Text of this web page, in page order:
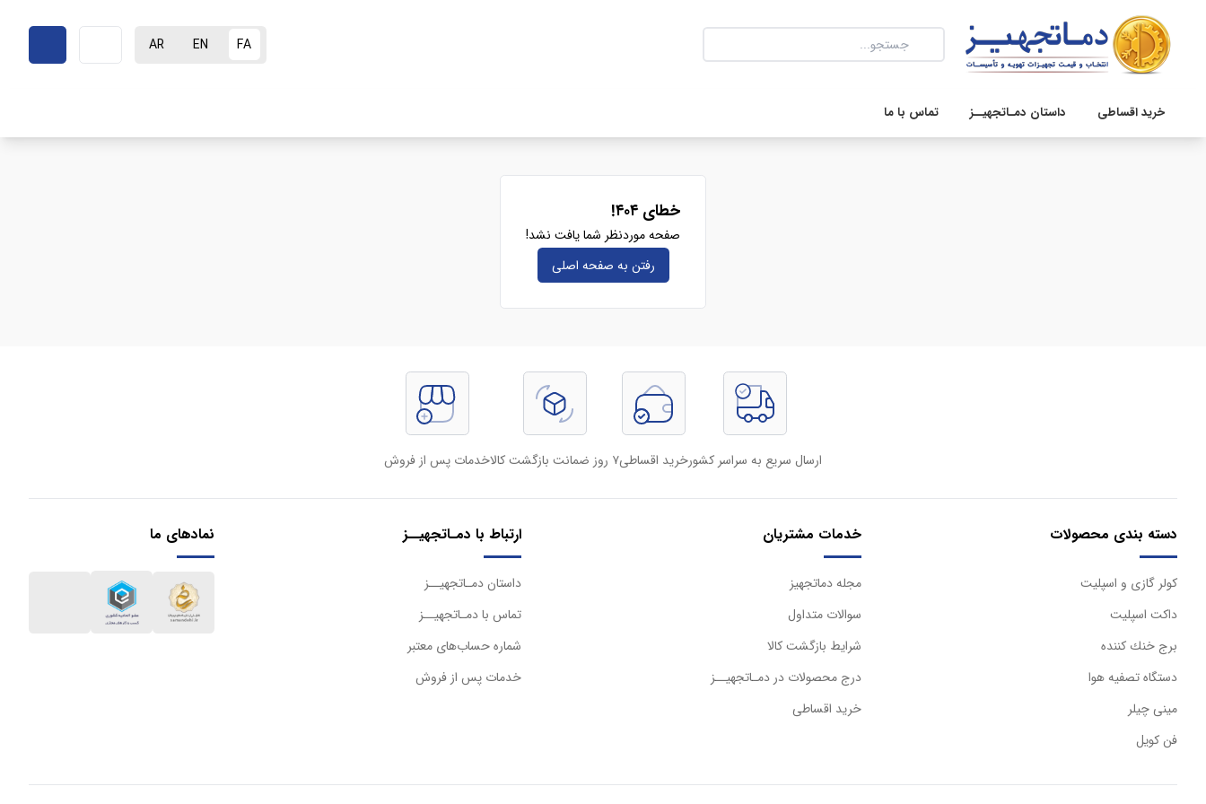
FA
EN
AR
خرید اقساطی داستان دمـاتجهیــز تماس با ما
خطای ۴۰۴!
صفحه موردنظر شما یافت نشد!
رفتن به صفحه‌ اصلی
ارسال سریع به سراسر کشورخرید اقساطی۷ روز ضمانت بازگشت کالا خدمات پس از فروش
دسته بندی محصولات
كولر گازی و اسپليت
داكت اسپليت
برج خنك كننده
دستگاه تصفيه هوا
مینی چیلر
فن کویل
خدمات مشتریان
مجله دماتجهیز
سوالات متداول
شرایط بازگشت کالا
درج محصولات در دمـاتجهیــز
خرید اقساطی
ارتباط با دمـاتجهیــز
داستان دمـاتجهیــز
تماس با دمـاتجهیــز
شماره حساب‌های معتبر
خدمات پس از فروش
نمادهای ما